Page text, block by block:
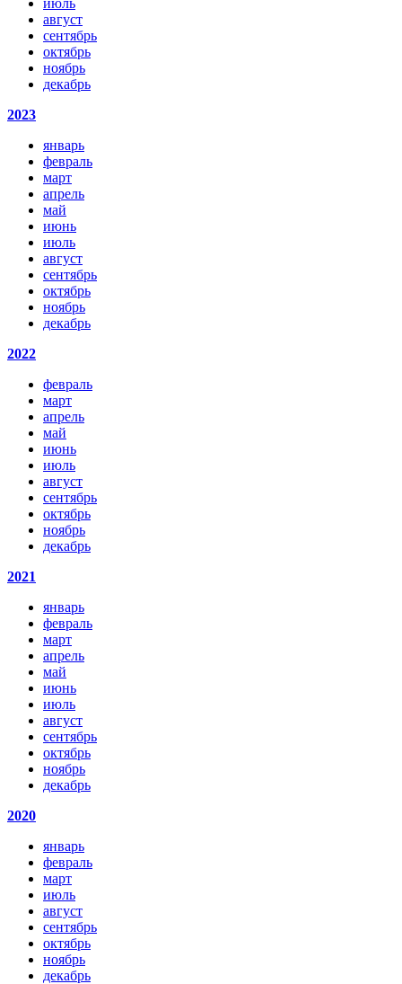
август
сентябрь
октябрь
ноябрь
декабрь
2023
январь
февраль
март
апрель
май
июнь
июль
август
сентябрь
октябрь
ноябрь
декабрь
2022
февраль
март
апрель
май
июнь
июль
август
сентябрь
октябрь
ноябрь
декабрь
2021
январь
февраль
март
апрель
май
июнь
июль
август
сентябрь
октябрь
ноябрь
декабрь
2020
январь
февраль
март
июль
август
сентябрь
октябрь
ноябрь
декабрь